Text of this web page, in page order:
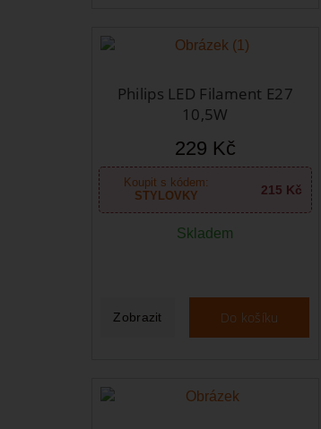
Philips LED Filament E27
10,5W
229 Kč
Koupit s kódem:
STYLOVKY
215 Kč
Skladem
Zobrazit Do košíku